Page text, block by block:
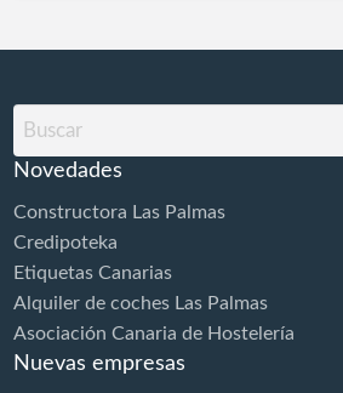
Buscar
Novedades
Constructora Las Palmas
Credipoteka
Etiquetas Canarias
Alquiler de coches Las Palmas
Asociación Canaria de Hostelería
Nuevas empresas